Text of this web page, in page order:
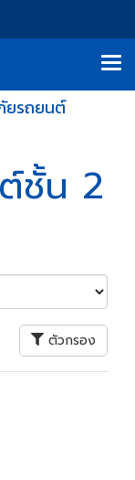
ยรถยนต์
ชั้น 2
ตัวกรอง